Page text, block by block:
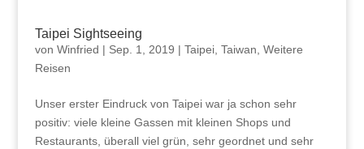
Taipei Sightseeing
von Winfried | Sep. 1, 2019 | Taipei, Taiwan, Weitere
Reisen
Unser erster Eindruck von Taipei war ja schon sehr
positiv: viele kleine Gassen mit kleinen Shops und
Restaurants, überall viel grün, sehr geordnet und sehr